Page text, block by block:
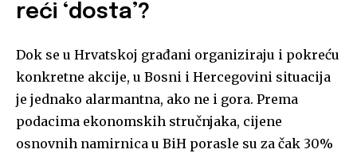
reći ‘dosta’?
Dok se u Hrvatskoj građani organiziraju i pokreću
konkretne akcije, u Bosni i Hercegovini situacija
je jednako alarmantna, ako ne i gora. Prema
podacima ekonomskih stručnjaka, cijene
osnovnih namirnica u BiH porasle su za čak 30%